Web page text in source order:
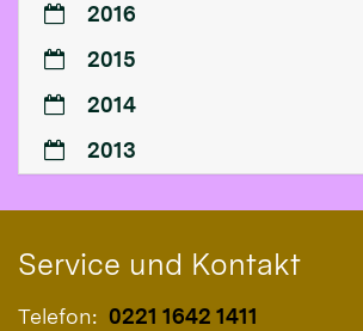
2016
2015
2014
2013
Service und Kontakt
Telefon: 0221 1642 1411